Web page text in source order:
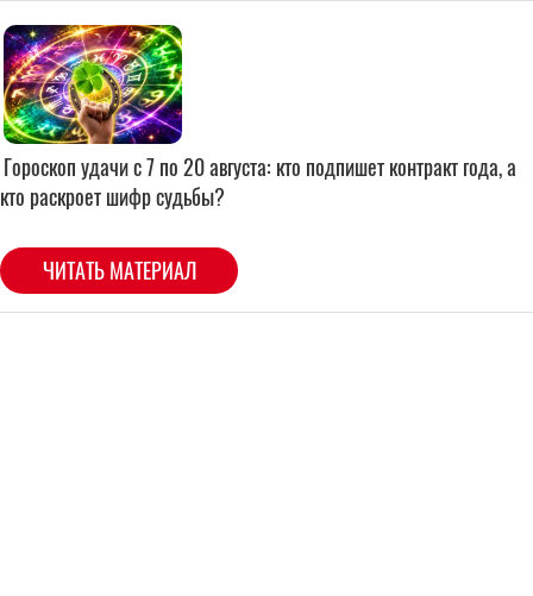
Гороскоп удачи с 7 по 20 августа: кто подпишет контракт года, а
кто раскроет шифр судьбы?
ЧИТАТЬ МАТЕРИАЛ